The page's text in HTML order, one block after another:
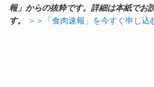
報」からの抜粋です。詳細は本紙でお
す。
＞＞「食肉速報」を今すぐ申し込